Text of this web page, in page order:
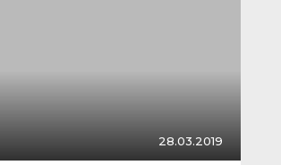
28.03.2019